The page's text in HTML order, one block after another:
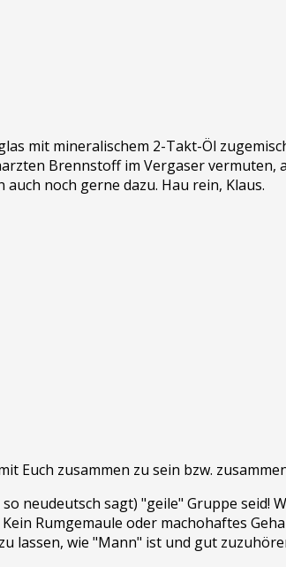
mit mineralischem 2-Takt-Öl
Brennstoff im Vergaser vermuten,
noch gerne dazu. Hau rein, Klaus.
Euch zusammen zu sein bzw.
neudeutsch sagt) "geile" Gruppe seid!
Rumgemaule oder machohaftes
lassen, wie "Mann" ist und gut